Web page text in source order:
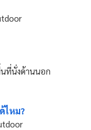
ที่นั่งด้านนอก
ไหม?